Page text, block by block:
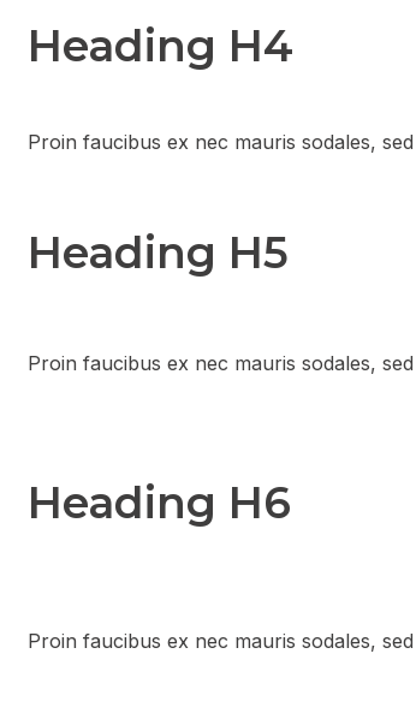
Heading H4
Proin faucibus ex nec mauris sodales,
Heading H5
Proin faucibus ex nec mauris sodales,
Heading H6
Proin faucibus ex nec mauris sodales,